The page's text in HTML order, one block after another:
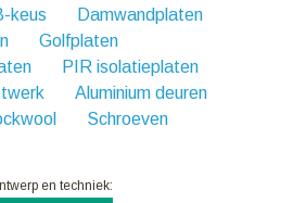
keus
Damwandplaten
Golfplaten
PIR isolatieplaten
Aluminium deuren
Schroeven
en techniek: